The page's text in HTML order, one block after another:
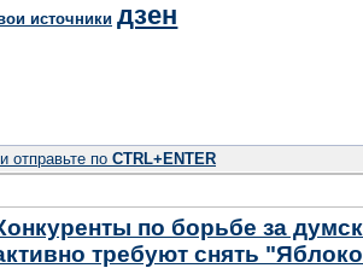
источники дзен
отправьте по CTRL+ENTER
по борьбе за
требуют снять